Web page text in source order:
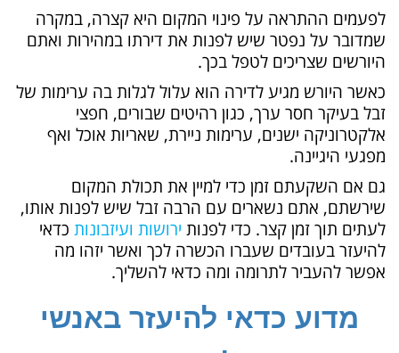
לפעמים ההתראה על פינוי המקום היא קצרה, במקרה
שמדובר על נפטר שיש לפנות את דירתו במהירות ואתם
היורשים שצריכים לטפל בכך.
כאשר היורש מגיע לדירה הוא עלול לגלות בה ערימות של
זבל בעיקר חסר ערך, כגון רהיטים שבורים, חפצי
אלקטרוניקה ישנים, ערימות ניירת, שאריות אוכל ואף
מפגעי היגיינה.
גם אם השקעתם זמן כדי למיין את תכולת המקום
שירשתם, אתם נשארים עם הרבה זבל שיש לפנות אותו,
לעתים תוך זמן קצר. כדי לפנות ירושות ועיזבונות כדאי
להיעזר בעובדים שעברו הכשרה לכך ואשר יזהו מה
אפשר להעביר לתרומה ומה כדאי להשליך.
מדוע כדאי להיעזר באנשי